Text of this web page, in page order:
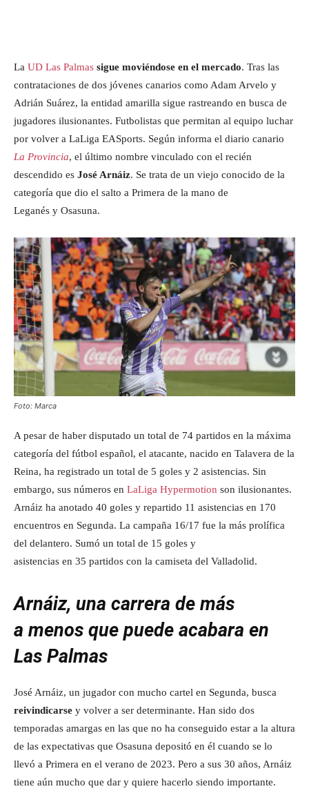
La UD Las Palmas sigue moviéndose en el mercado. Tras las
contrataciones de dos jóvenes canarios como Adam Arvelo y
Adrián Suárez, la entidad amarilla sigue rastreando en busca de
jugadores ilusionantes. Futbolistas que permitan al equipo luchar
por volver a LaLiga EASports. Según informa el diario canario
La Provincia, el último nombre vinculado con el recién
descendido es José Arnáiz. Se trata de un viejo conocido de la
categoría que dio el salto a Primera de la mano de
Leganés y Osasuna.
Foto: Marca
A pesar de haber disputado un total de 74 partidos en la máxima
categoría del fútbol español, el atacante, nacido en Talavera de la
Reina, ha registrado un total de 5 goles y 2 asistencias. Sin
embargo, sus números en LaLiga Hypermotion son ilusionantes.
Arnáiz ha anotado 40 goles y repartido 11 asistencias en 170
encuentros en Segunda. La campaña 16/17 fue la más prolífica
del delantero. Sumó un total de 15 goles y
asistencias en 35 partidos con la camiseta del Valladolid.
Arnáiz, una carrera de más
a menos que puede acabara en
Las Palmas
José Arnáiz, un jugador con mucho cartel en Segunda, busca
reivindicarse y volver a ser determinante. Han sido dos
temporadas amargas en las que no ha conseguido estar a la altura
de las expectativas que Osasuna depositó en él cuando se lo
llevó a Primera en el verano de 2023. Pero a sus 30 años, Arnáiz
tiene aún mucho que dar y quiere hacerlo siendo importante.